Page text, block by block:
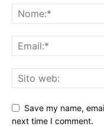
Save my name,
next time I comment.